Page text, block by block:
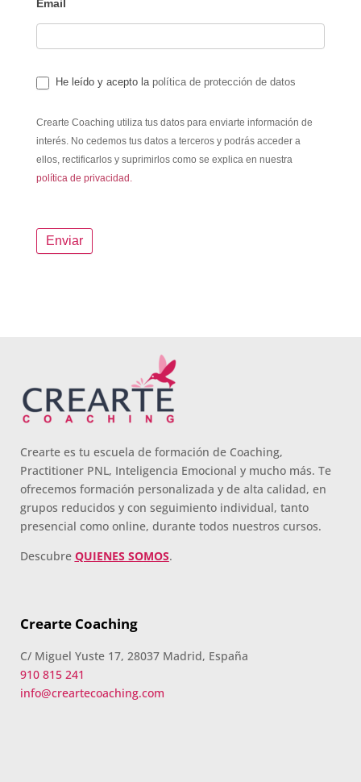
Email
He leído y acepto la política de protección de datos
Crearte Coaching utiliza tus datos para enviarte información de
interés. No cedemos tus datos a terceros y podrás acceder a
ellos, rectificarlos y suprimirlos como se explica en nuestra
política de privacidad.
Crearte es tu escuela de formación de Coaching,
Practitioner PNL, Inteligencia Emocional y mucho más. Te
ofrecemos formación personalizada y de alta calidad, en
grupos reducidos y con seguimiento individual, tanto
presencial como online, durante todos nuestros cursos.
Descubre QUIENES SOMOS.
Crearte Coaching
C/ Miguel Yuste 17, 28037 Madrid, España
910 815 241
info@creartecoaching.com